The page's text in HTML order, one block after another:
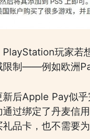
PlayStation玩家若
限制——例如欧洲
新后Apple Pay似
过绑定了丹麦信
品卡，也不需要